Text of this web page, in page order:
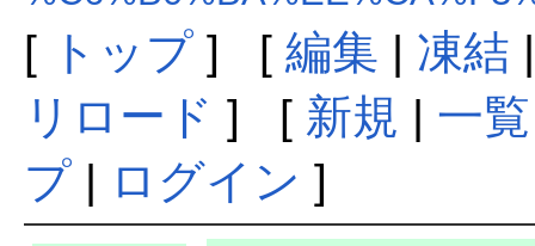
[ トップ] [ 編集 | 凍結
リロード ] [ 新規 | 一覧
プ| ログイン ]